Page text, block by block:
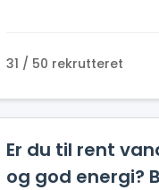
31 / 50 rekrutteret
Er du til rent
og god energi?